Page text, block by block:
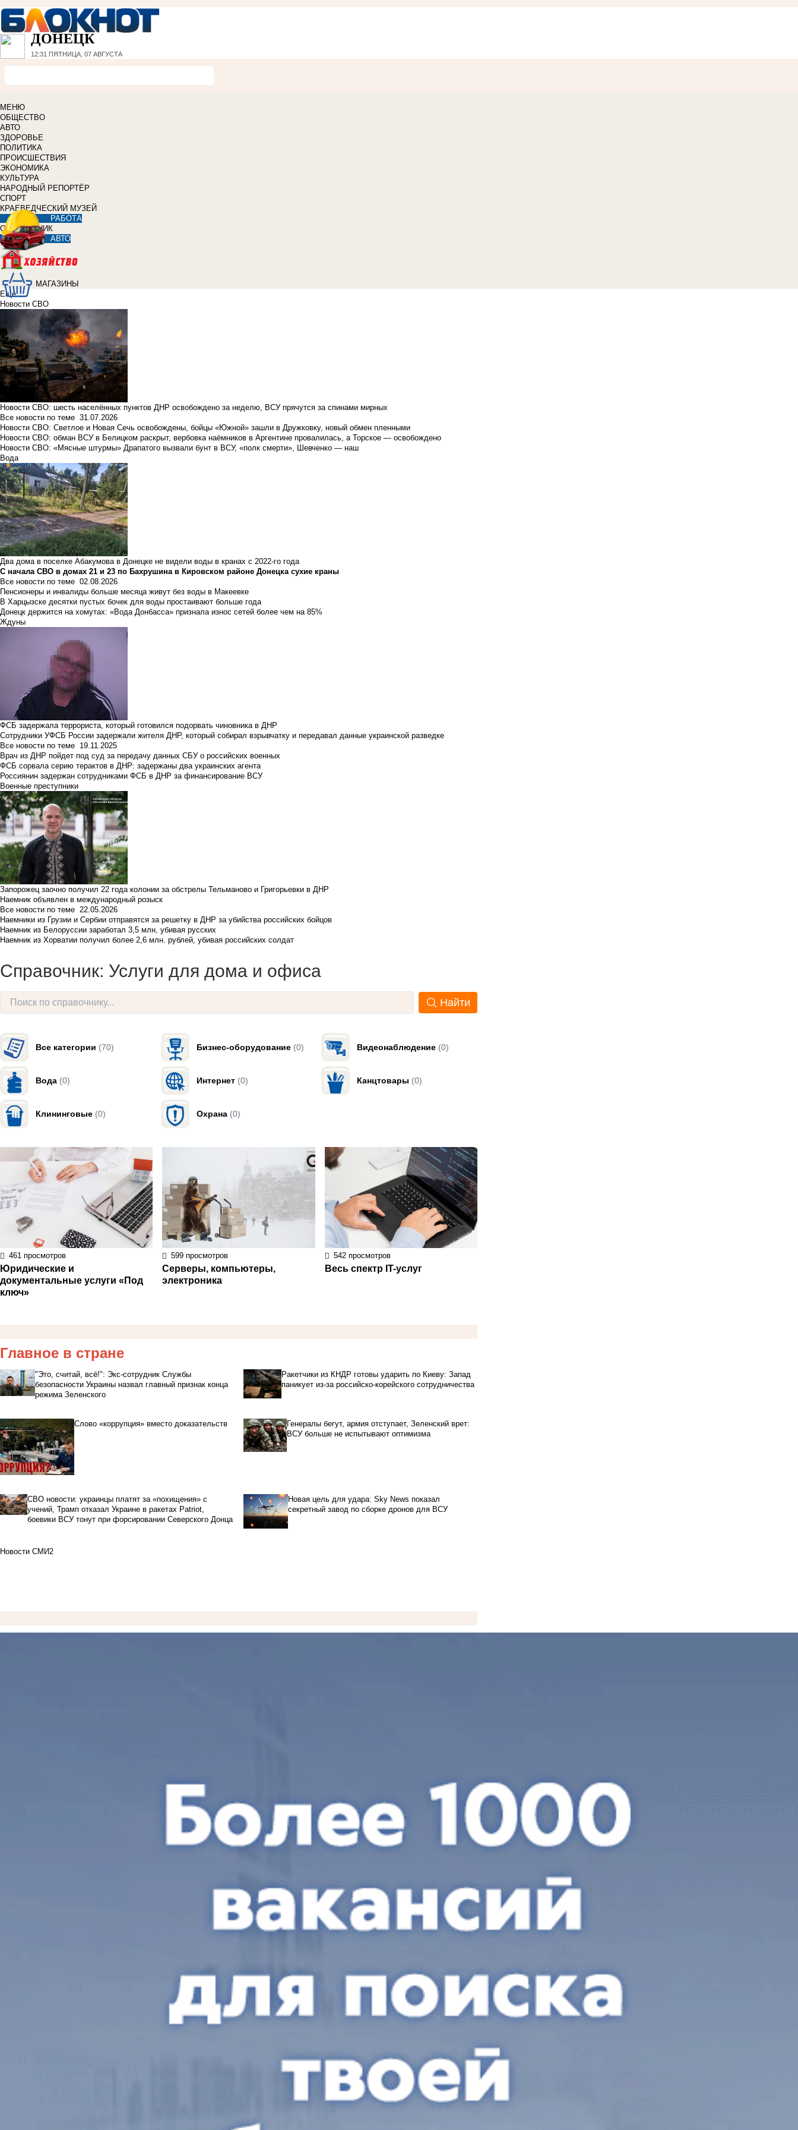
ДОНЕЦК
12:31 ПЯТНИЦА, 07 АВГУСТА
МЕНЮ
ОБЩЕСТВО
АВТО
ЗДОРОВЬЕ
ПОЛИТИКА
ПРОИСШЕСТВИЯ
ЭКОНОМИКА
КУЛЬТУРА
НАРОДНЫЙ РЕПОРТЁР
СПОРТ
КРАЕВЕДЧЕСКИЙ МУЗЕЙ
РАБОТА
СПРАВОЧНИК
АВТО
МАГАЗИНЫ
Еще
Новости СВО
Новости СВО: шесть населённых пунктов ДНР освобождено за неделю, ВСУ прячутся за спинами мирных
Все новости по теме 31.07.2026
Новости СВО: Светлое и Новая Сечь освобождены, бойцы «Южной» зашли в Дружковку, новый обмен пленными
Новости СВО: обман ВСУ в Белицком раскрыт, вербовка наёмников в Аргентине провалилась, а Торское — освобождено
Новости СВО: «Мясные штурмы» Драпатого вызвали бунт в ВСУ, «полк смерти», Шевченко — наш
Вода
Два дома в поселке Абакумова в Донецке не видели воды в кранах с 2022-го года
С начала СВО в домах 21 и 23 по Бахрушина в Кировском районе Донецка сухие краны
Все новости по теме 02.08.2026
Пенсионеры и инвалиды больше месяца живут без воды в Макеевке
В Харцызске десятки пустых бочек для воды простаивают больше года
Донецк держится на хомутах: «Вода Донбасса» признала износ сетей более чем на 85%
Ждуны
ФСБ задержала террориста, который готовился подорвать чиновника в ДНР
Сотрудники УФСБ России задержали жителя ДНР, который собирал взрывчатку и передавал данные украинской разведке
Все новости по теме 19.11.2025
Врач из ДНР пойдет под суд за передачу данных СБУ о российских военных
ФСБ сорвала серию терактов в ДНР: задержаны два украинских агента
Россиянин задержан сотрудниками ФСБ в ДНР за финансирование ВСУ
Военные преступники
Запорожец заочно получил 22 года колонии за обстрелы Тельманово и Григорьевки в ДНР
Наемник объявлен в международный розыск
Все новости по теме 22.05.2026
Наемники из Грузии и Сербии отправятся за решетку в ДНР за убийства российских бойцов
Наемник из Белоруссии заработал 3,5 млн, убивая русских
Наемник из Хорватии получил более 2,6 млн. рублей, убивая российских солдат
Справочник: Услуги для дома и офиса
Найти
Все категории (70) Бизнес-оборудование (0) Видеонаблюдение (0)
Вода (0) Интернет (0) Канцтовары (0)
Клининговые (0) Охрана (0)
461 просмотров
Юридические и
документальные услуги «Под
ключ»
599 просмотров
Серверы, компьютеры,
электроника
542 просмотров
Весь спектр IT-услуг
Главное в стране
"Это, считай, всё!": Экс-сотрудник Службы
безопасности Украины назвал главный признак конца
режима Зеленского
Ракетчики из КНДР готовы ударить по Киеву: Запад
паникует из-за российско-корейского сотрудничества
Слово «коррупция» вместо доказательств
Генералы бегут, армия отступает, Зеленский врет:
ВСУ больше не испытывают оптимизма
СВО новости: украинцы платят за «похищения» с
учений, Трамп отказал Украине в ракетах Patriot,
боевики ВСУ тонут при форсировании Северского Донца
Новая цель для удара: Sky News показал
секретный завод по сборке дронов для ВСУ
Новости СМИ2